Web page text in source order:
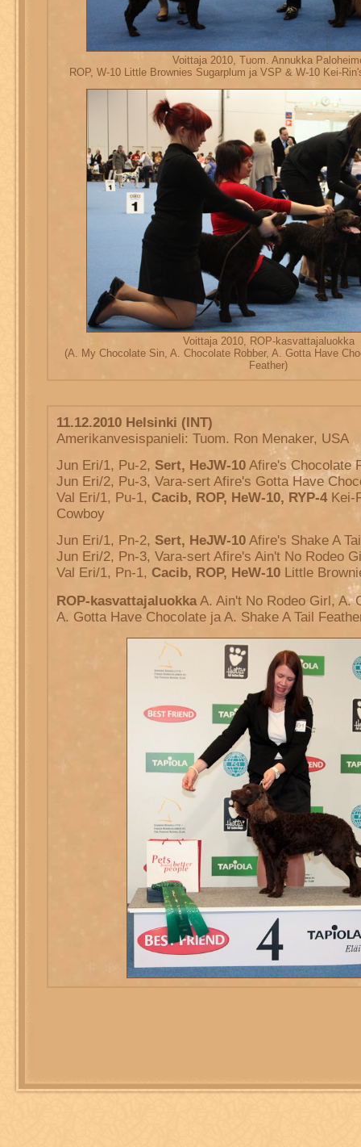
Voittaja 2010, Tuom. Annukka
ROP, W-10 Little Brownies Sugarplum ja VSP & W-10 Kei-
Voittaja 2010, ROP-kasvattajaluokka
(A. My Chocolate Sin, A. Chocolate Robber, A. Gotta Have
Feather)
11.12.2010 Helsinki (INT)
Amerikanvesispanieli: Tuom. Ron Menaker, USA
Jun Eri/1, Pu-2, Sert, HeJW-10 Afire's Chocolate
Jun Eri/2, Pu-3, Vara-sert Afire's Gotta Have
Val Eri/1, Pu-1, Cacib, ROP, HeW-10, RYP-4Kei-
Cowboy
Jun Eri/1, Pn-2, Sert, HeJW-10 Afire's Shake A
Jun Eri/2, Pn-3, Vara-sert Afire's Ain't No Rodeo
Val Eri/1, Pn-1, Cacib, ROP, HeW-10 Little
ROP-kasvattajaluokkaA. Ain't No Rodeo Girl, A.
A. Gotta Have Chocolate ja A. Shake A Tail